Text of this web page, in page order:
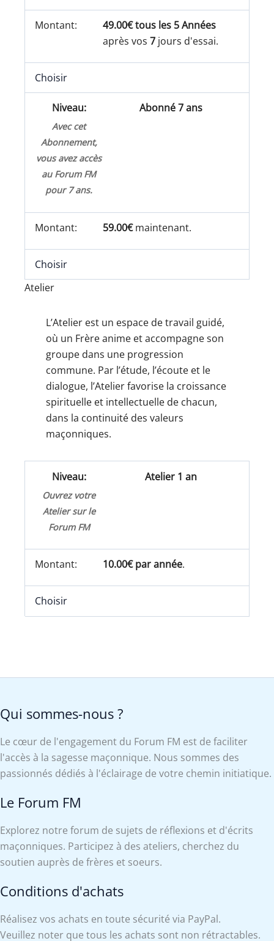
49.00€ tous les 5 Années
après vos7 jours d'essai.
Choisir
Abonné 7 ans
Avec cet
Abonnement,
vous avez accès
au Forum FM
pour 7 ans.
59.00€maintenant.
Choisir
Atelier
L’Atelier est un espace de travail guidé,
où un Frère anime et accompagne son
groupe dans une progression
commune. Par l’étude, l’écoute et le
dialogue, l’Atelier favorise la croissance
spirituelle et intellectuelle de chacun,
dans la continuité des valeurs
maçonniques.
Atelier 1 an
Ouvrez votre
Atelier sur le
Forum FM
10.00€ par année.
Choisir
Qui sommes-nous ?
Le cœur de l'engagement du Forum FM est de faciliter
l'accès à la sagesse maçonnique. Nous sommes des
passionnés dédiés à l'éclairage de votre chemin initiatique.
Le Forum FM
Explorez notre forum de sujets de réflexions et d'écrits
maçonniques. Participez à des ateliers, cherchez du
soutien auprès de frères et soeurs.
Conditions d'achats
Réalisez vos achats en toute sécurité via PayPal.
Veuillez noter que tous les achats sont non rétractables.